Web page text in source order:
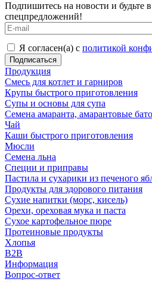
Подпишитесь на новости и будьте
спецпредложений!
Я согласен(а) с политикой
Продукция
Смесь для котлет и гарниров
Крупы быстрого приготовления
Супы и основы для супа
Семена амаранта, амарантовые
Чай
Каши быстрого приготовления
Мюсли
Семена льна
Специи и приправы
Пастила и сухарики из печеного
Продукты для здорового питания
Сухие напитки (морс, кисель)
Орехи, ореховая мука и паста
Сухое картофельное пюре
Протеиновые продукты
Хлопья
B2B
Информация
Вопрос-ответ